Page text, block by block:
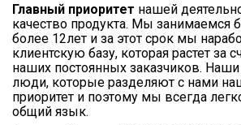
Главный приоритет нашей
качество продукта. Мы занимаемся
более 12лет и за этот срок мы
клиентскую базу, которая растет за
наших постоянных заказчиков.
люди, которые разделяют с нами
приоритет и поэтому мы всегда
общий язык.